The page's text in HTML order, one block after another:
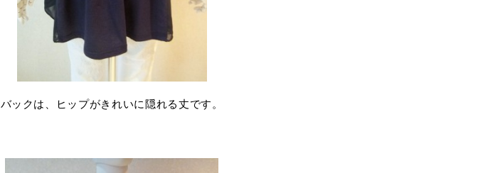
バックは、ヒップがきれいに隠れる丈です。